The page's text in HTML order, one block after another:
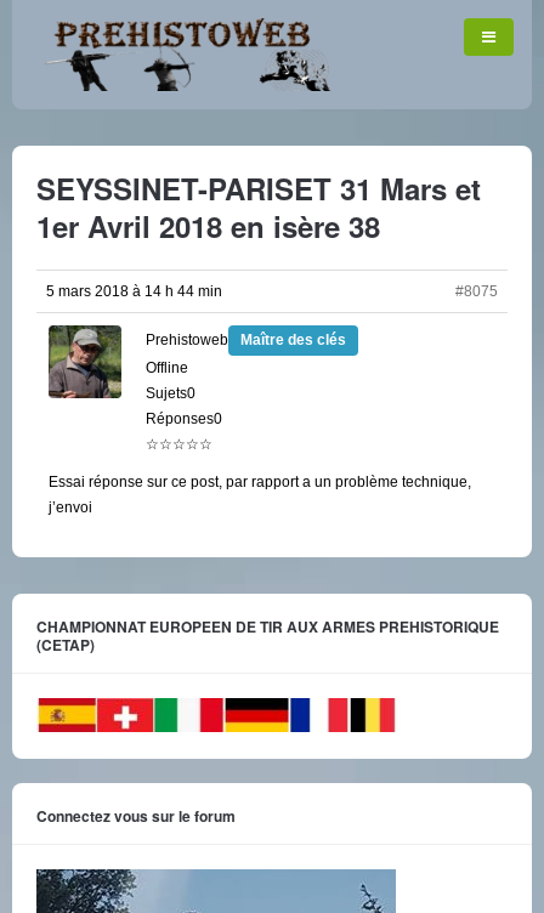
SEYSSINET-PARISET 31 Mars et
1er Avril 2018 en isère 38
5 mars 2018 à 14 h 44 min #8075
Prehistoweb
Maître des clés
Offline
Sujets0
Réponses0
☆☆☆☆☆
Essai réponse sur ce post, par rapport a un problème technique,
j’envoi
CHAMPIONNAT EUROPEEN DE TIR AUX ARMES PREHISTORIQUE
(CETAP)
Connectez vous sur le forum